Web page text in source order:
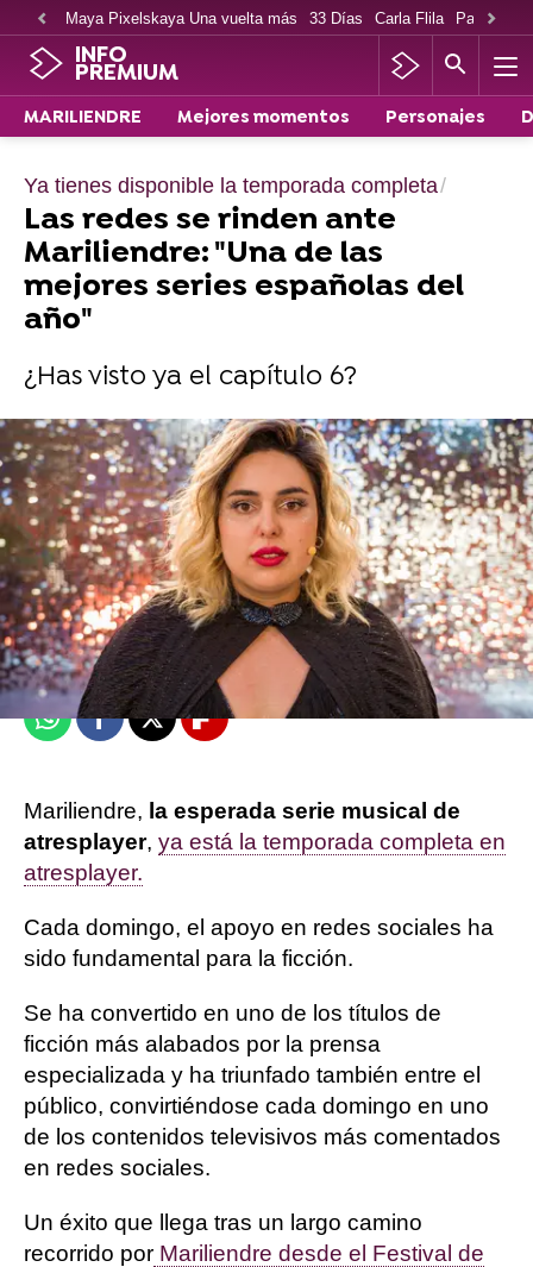
Maya Pixelskaya Una vuelta más 33 Días Carla Flila Paco
INFO
PREMIUM
MARILIENDRE Mejores momentos Personajes
Ya tienes disponible la temporada completa
Las redes se rinden ante
Mariliendre: "Una de las
mejores series españolas del
año"
¿Has visto ya el capítulo 6?
Sandra Lázaro
Publicado: 02 de junio de 2025, 13:06
WhatsappFacebook
X Flipboard
Mariliendre, la esperada serie musical de
atresplayer, ya está la temporada completa en
atresplayer.
Cada domingo, el apoyo en redes sociales ha
sido fundamental para la ficción.
Se ha convertido en uno de los títulos de
ficción más alabados por la prensa
especializada y ha triunfado también entre el
público, convirtiéndose cada domingo en uno
de los contenidos televisivos más comentados
en redes sociales.
Un éxito que llega tras un largo camino
recorrido por Mariliendre desde el Festival de